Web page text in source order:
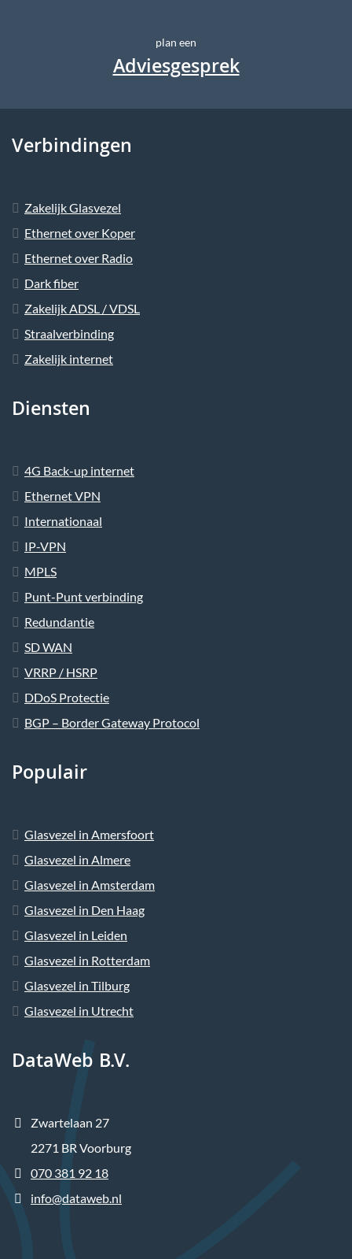
plan een
Adviesgesprek
Verbindingen
Zakelijk Glasvezel
Ethernet over Koper
Ethernet over Radio
Dark fiber
Zakelijk ADSL / VDSL
Straalverbinding
Zakelijk internet
Diensten
4G Back-up internet
Ethernet VPN
Internationaal
IP-VPN
MPLS
Punt-Punt verbinding
Redundantie
SD WAN
VRRP / HSRP
DDoS Protectie
BGP – Border Gateway Protocol
Populair
Glasvezel in Amersfoort
Glasvezel in Almere
Glasvezel in Amsterdam
Glasvezel in Den Haag
Glasvezel in Leiden
Glasvezel in Rotterdam
Glasvezel in Tilburg
Glasvezel in Utrecht
DataWeb B.V.
Zwartelaan 27
2271 BR Voorburg
070 381 92 18
info@dataweb.nl